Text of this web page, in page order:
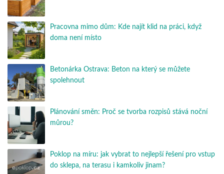
Pracovna mimo dům: Kde najít klid na práci, když
doma není místo
Betonárka Ostrava: Beton na který se můžete
spolehnout
Plánování směn: Proč se tvorba rozpisů stává noční
můrou?
Poklop na míru: jak vybrat to nejlepší řešení pro vstup
do sklepa, na terasu i kamkoliv jinam?